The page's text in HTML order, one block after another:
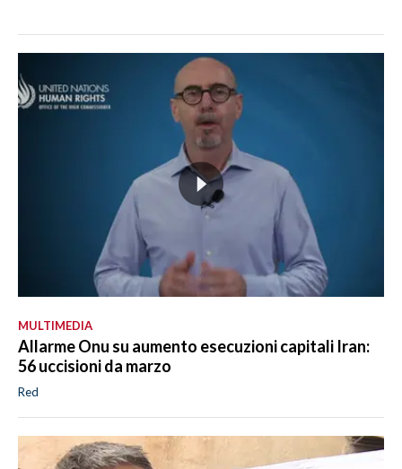
MULTIMEDIA
Allarme Onu su aumento esecuzioni capitali Iran:
56 uccisioni da marzo
Red